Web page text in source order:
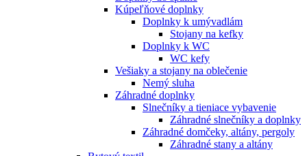
Kúpeľňové doplnky
Doplnky k umývadlám
Stojany na kefky
Doplnky k WC
WC kefy
Vešiaky a stojany na oblečenie
Nemý sluha
Záhradné doplnky
Slnečníky a tieniace vybavenie
Záhradné slnečníky a doplnky
Záhradné domčeky, altány, pergoly
Záhradné stany a altány